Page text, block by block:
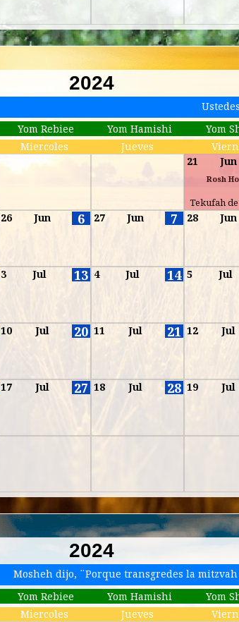
2024
Yom Rebiee Yom Hamishi Yom
Miercoles Jueves
21
Jun
Rosh
Tekufah
26 Jun 6 27 Jun 7 28 Jun
3 Jul 13 4 Jul 14 5 Jul
10 Jul 20 11 Jul 21 12 Jul
17 Jul 27 18 Jul 28 19 Jul
2024
Mosheh dijo, ¨Porque transgredes la
Yom Rebiee Yom Hamishi Yom
Miercoles Jueves